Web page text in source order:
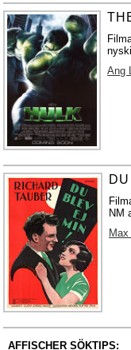
Ang
NM
AFFISCHER SÖKTIPS: